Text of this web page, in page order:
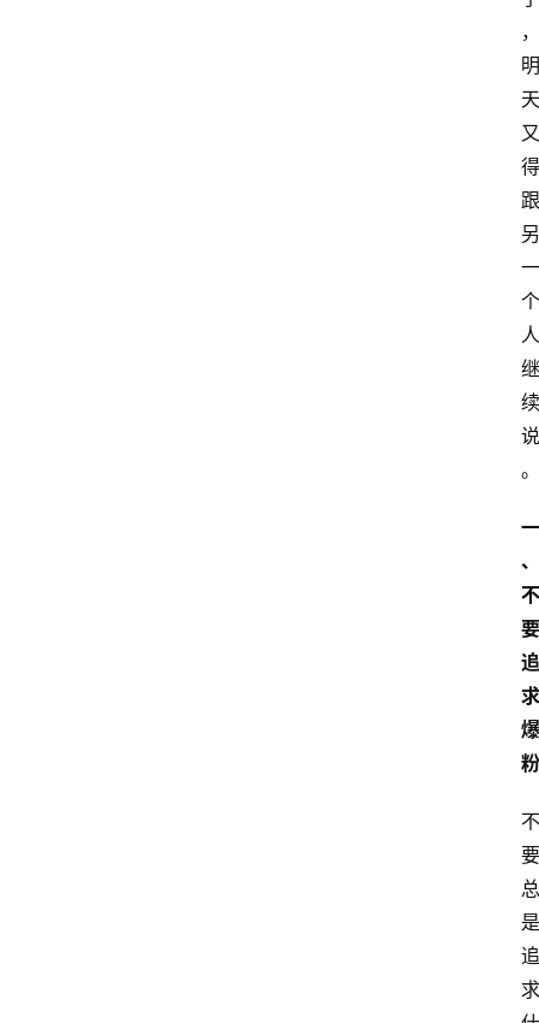
，
明
天
又
得
跟
另
一
个
人
继
续
说
。
一
、
不
要
追
求
爆
粉
不
要
总
是
追
求